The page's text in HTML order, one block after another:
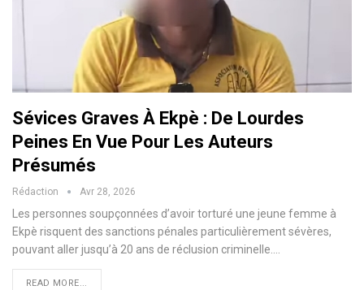
Sévices Graves À Ekpè : De Lourdes
Peines En Vue Pour Les Auteurs
Présumés
Rédaction Avr 28, 2026
Les personnes soupçonnées d’avoir torturé une jeune femme à
Ekpè risquent des sanctions pénales particulièrement sévères,
pouvant aller jusqu’à 20 ans de réclusion criminelle.…
READ MORE...